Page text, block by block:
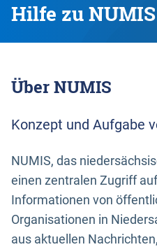
Hilfe zu NUMIS
Über NUMIS
Konzept und Aufgabe
NUMIS, das
einen zentralen Zugriff
Informationen von
Organisationen in
aus aktuellen